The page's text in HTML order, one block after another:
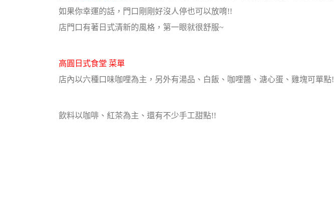
如果你幸運的話，門口剛剛好沒人停也可以放唷!!
店門口有著日式清新的風格，第一眼就很舒服~
高圓日式食堂 菜單
店內以六種口味咖哩為主，另外有湯品、白飯、咖哩醬、溏心蛋、雞塊可單點!
飲料以咖啡、紅茶為主、還有不少手工甜點!!